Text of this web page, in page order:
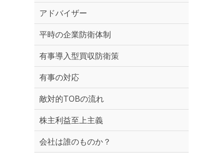
アドバイザー
平時の企業防衛体制
有事導入型買収防衛策
有事の対応
敵対的TOBの流れ
株主利益至上主義
会社は誰のものか？